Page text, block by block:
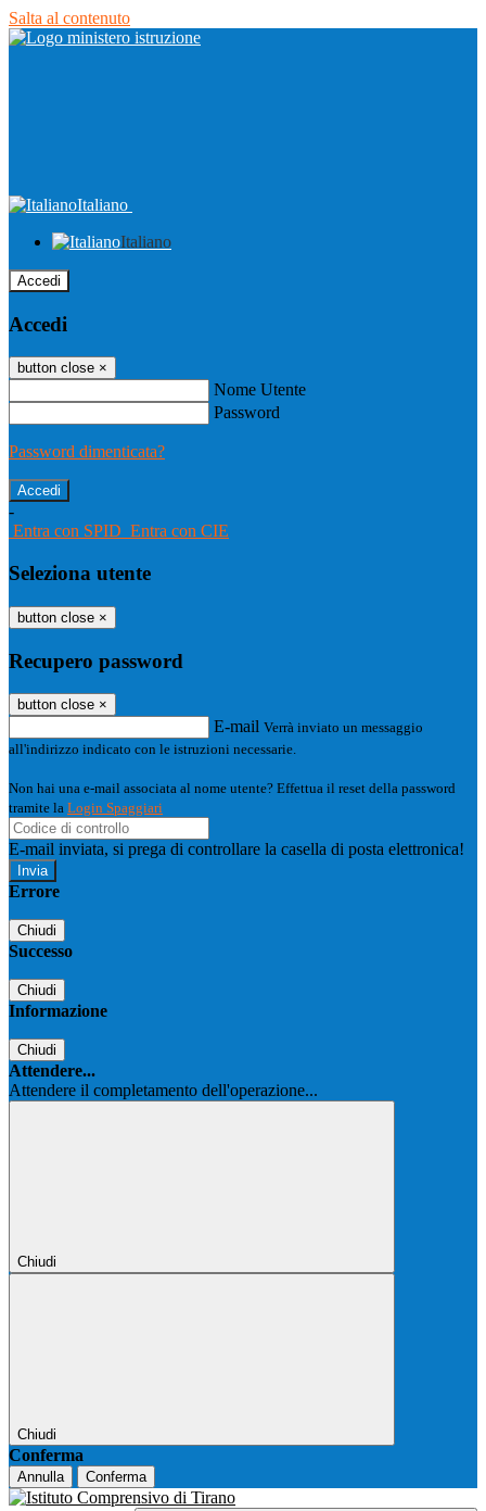
Salta al contenuto
Italiano
Italiano
Accedi
Accedi
button close ×
Nome Utente
Password
Password dimenticata?
-
Entra con SPID Entra con CIE
Seleziona utente
button close ×
Recupero password
button close ×
E-mail Verrà inviato un messaggio
all'indirizzo indicato con le istruzioni necessarie.
Non hai una e-mail associata al nome utente? Effettua il reset della password
tramite la Login Spaggiari
E-mail inviata, si prega di controllare la casella di posta elettronica!
Errore
Chiudi
Successo
Chiudi
Informazione
Chiudi
Attendere...
Attendere il completamento dell'operazione...
Chiudi
Chiudi
Conferma
Annulla Conferma